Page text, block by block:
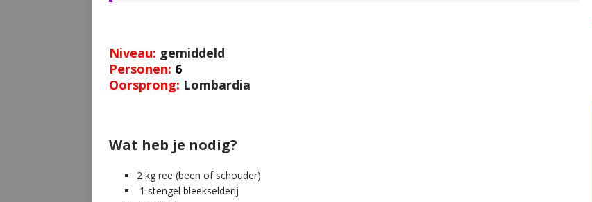
Niveau: gemiddeld
Personen: 6
Oorsprong: Lombardia
Wat heb je nodig?
2 kg ree (been of schouder)
1 stengel bleekselderij